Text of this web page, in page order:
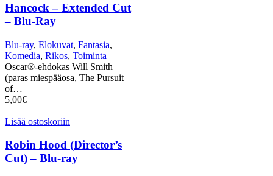
Hancock – Extended Cut
– Blu-Ray
Blu-ray, Elokuvat, Fantasia,
Komedia, Rikos, Toiminta
Oscar®-ehdokas Will Smith
(paras miespääosa, The Pursuit
of…
5,00€
Lisää ostoskoriin
Robin Hood (Director’s
Cut) – Blu-ray